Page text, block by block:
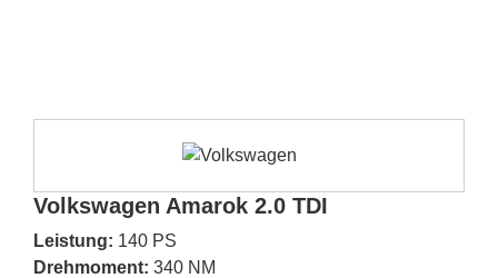
Volkswagen Amarok 2.0 TDI
Leistung: 140 PS
Drehmoment: 340 NM